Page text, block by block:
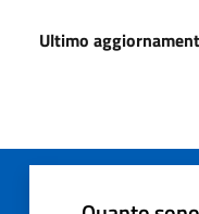
Ultimo